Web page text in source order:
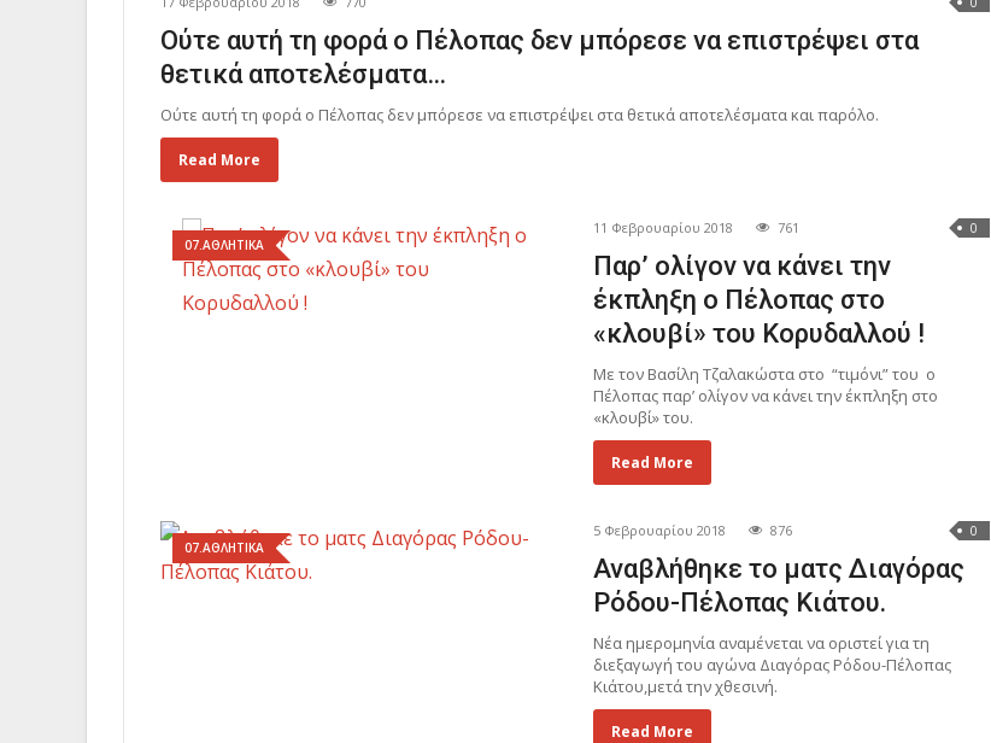
Ούτε αυτή τη φορά ο Πέλοπας δεν μπόρεσε να επιστρέψει στα
θετικά αποτελέσματα…
Ούτε αυτή τη φορά ο Πέλοπας δεν μπόρεσε να επιστρέψει στα θετικά αποτελέσματα και παρόλο.
Read More
07.ΑΘΛΗΤΙΚΑ
11 Φεβρουαρίου 2018 761 0
Παρ’ ολίγον να κάνει την
έκπληξη ο Πέλοπας στο
«κλουβί» του Κορυδαλλού !
Με τον Βασίλη Τζαλακώστα στο “τιμόνι” του ο
Πέλοπας παρ’ ολίγον να κάνει την έκπληξη στο
«κλουβί» του.
Read More
07.ΑΘΛΗΤΙΚΑ
5 Φεβρουαρίου 2018 876 0
Αναβλήθηκε το ματς Διαγόρας
Ρόδου-Πέλοπας Κιάτου.
Νέα ημερομηνία αναμένεται να οριστεί για τη
διεξαγωγή του αγώνα Διαγόρας Ρόδου-Πέλοπας
Κιάτου,μετά την χθεσινή.
Read More